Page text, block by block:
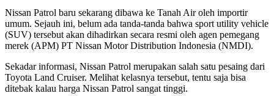
Nissan Patrol baru sekarang dibawa ke Tanah Air oleh importir
umum. Sejauh ini, belum ada tanda-tanda bahwa sport utility vehicle
(SUV) tersebut akan dihadirkan secara resmi oleh agen pemegang
merek (APM) PT Nissan Motor Distribution Indonesia (NMDI).
Sekadar informasi, Nissan Patrol merupakan salah satu pesaing dari
Toyota Land Cruiser. Melihat kelasnya tersebut, tentu saja bisa
ditebak kalau harga Nissan Patrol sangat tinggi.